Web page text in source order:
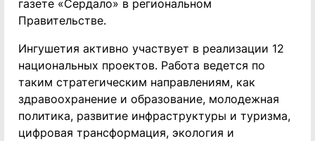
газете «Сердало» в региональном
Правительстве.
Ингушетия активно участвует в реализации 12
национальных проектов. Работа ведется по
таким стратегическим направлениям, как
здравоохранение и образование, молодежная
политика, развитие инфраструктуры и туризма,
цифровая трансформация, экология и